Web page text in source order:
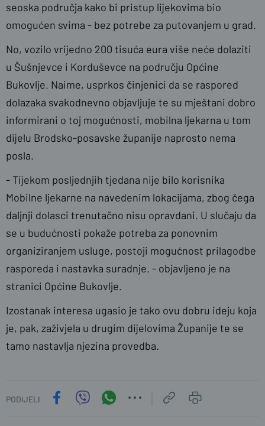
seoska područja kako bi pristup lijekovima bio
omogućen svima - bez potrebe za putovanjem u grad.
No, vozilo vrijedno 200 tisuća eura više neće dolaziti
u Šušnjevce i Korduševce na području Općine
Bukovlje. Naime, usprkos činjenici da se raspored
dolazaka svakodnevno objavljuje te su mještani dobro
informirani o toj mogućnosti, mobilna ljekarna u tom
dijelu Brodsko-posavske županije naprosto nema
posla.
- Tijekom posljednjih tjedana nije bilo korisnika
Mobilne ljekarne na navedenim lokacijama, zbog čega
daljnji dolasci trenutačno nisu opravdani. U slučaju da
se u budućnosti pokaže potreba za ponovnim
organiziranjem usluge, postoji mogućnost prilagodbe
rasporeda i nastavka suradnje. - objavljeno je na
stranici Općine Bukovlje.
Izostanak interesa ugasio je tako ovu dobru ideju koja
je, pak, zaživjela u drugim dijelovima Županije te se
tamo nastavlja njezina provedba.
PODIJELI